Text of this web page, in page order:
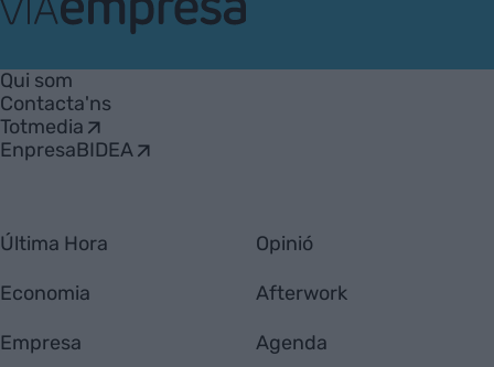
Empresa
Qui som
Contacta'ns
Totmedia
EnpresaBIDEA
Última Hora
Economia
Empresa
Opinió
Afterwork
Agenda